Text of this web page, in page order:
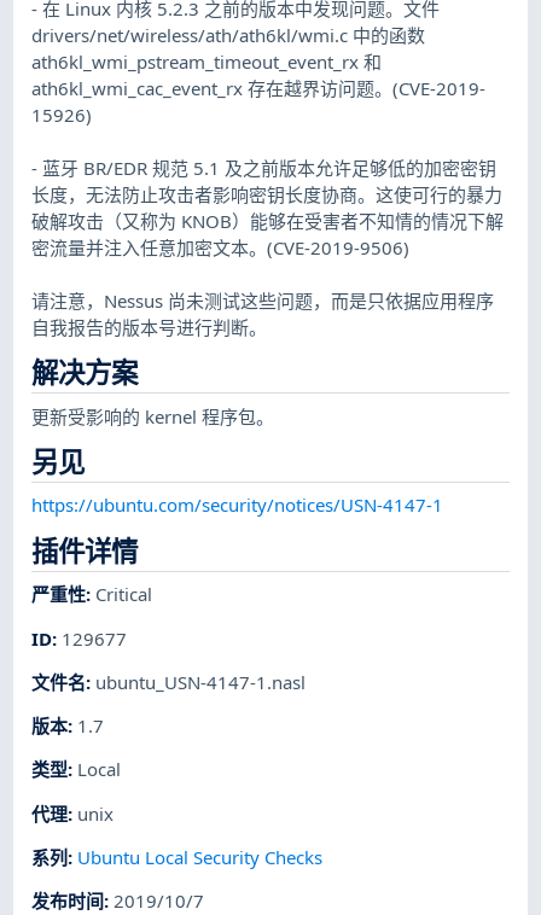
- 在 Linux 内核 5.2.3 之前的版本中发现问题。文件
drivers/net/wireless/ath/ath6kl/wmi.c 中的函数
ath6kl_wmi_pstream_timeout_event_rx 和
ath6kl_wmi_cac_event_rx 存在越界访问题。(CVE-2019-
15926)
- 蓝牙 BR/EDR 规范 5.1 及之前版本允许足够低的加密密钥
长度，无法防止攻击者影响密钥长度协商。这使可行的暴力
破解攻击（又称为 KNOB）能够在受害者不知情的情况下解
密流量并注入任意加密文本。(CVE-2019-9506)
请注意，Nessus 尚未测试这些问题，而是只依据应用程序
自我报告的版本号进行判断。
解决方案
更新受影响的 kernel 程序包。
另见
https://ubuntu.com/security/notices/USN-4147-1
插件详情
严重性: Critical
ID: 129677
文件名: ubuntu_USN-4147-1.nasl
版本: 1.7
类型: Local
代理: unix
系列 : Ubuntu Local Security Checks
发布时间:2019/10/7